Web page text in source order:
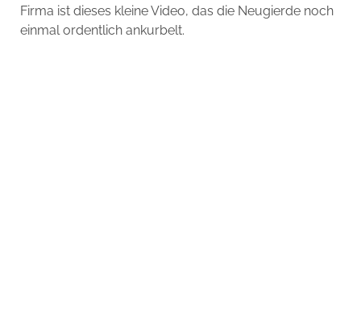
Firma ist dieses kleine Video, das die Neugierde noch
einmal ordentlich ankurbelt.